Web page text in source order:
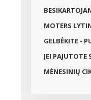
MOTERS
GELBĖKITE -
JEI PAJUTOTE
MĖNESINIŲ